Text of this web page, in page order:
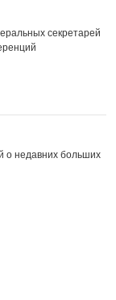
секретарей
о недавних больших